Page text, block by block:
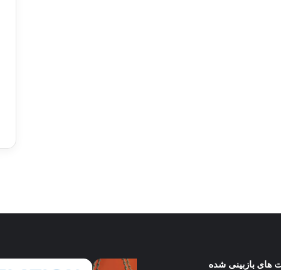
های بازبینی شده بازتاب